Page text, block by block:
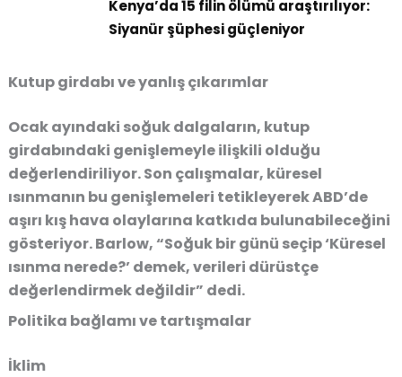
Kenya’da 15 filin ölümü araştırılıyor:
Siyanür şüphesi güçleniyor
Kutup girdabı ve yanlış çıkarımlar
Ocak ayındaki soğuk dalgaların, kutup
girdabındaki genişlemeyle ilişkili olduğu
değerlendiriliyor. Son çalışmalar, küresel
ısınmanın bu genişlemeleri tetikleyerek ABD’de
aşırı kış hava olaylarına katkıda bulunabileceğini
gösteriyor. Barlow, “Soğuk bir günü seçip ‘Küresel
ısınma nerede?’ demek, verileri dürüstçe
değerlendirmek değildir” dedi.
Politika bağlamı ve tartışmalar
İklim